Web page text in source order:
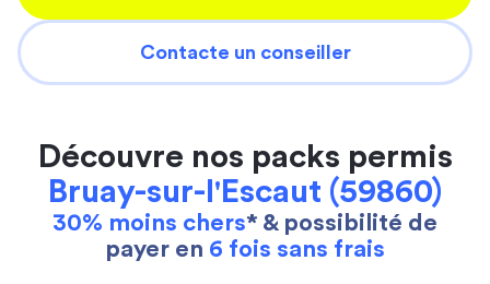
Contacte un conseiller
Découvre nos packs permis
Bruay-sur-l'Escaut (59860)
30% moins chers* & possibilité de
payer en 6 fois sans frais